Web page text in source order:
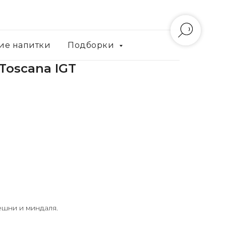
напитки Подборки
IGT
и миндаля.